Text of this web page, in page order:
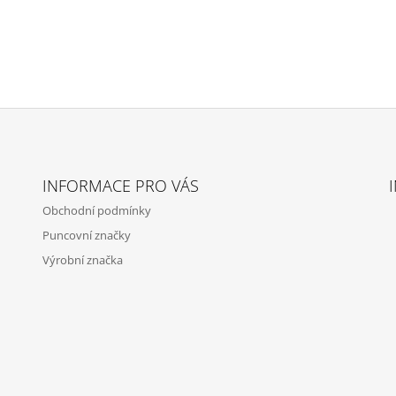
INFORMACE PRO VÁS
Obchodní podmínky
Puncovní značky
Výrobní značka